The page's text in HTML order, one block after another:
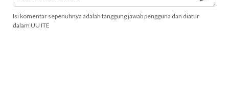
Isi komentar sepenuhnya adalah tanggung jawab pengguna dan diatur
dalam UU ITE